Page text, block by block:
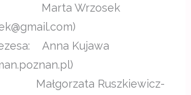
Wrzosek
Anna Kujawa
Ruszkiewicz-